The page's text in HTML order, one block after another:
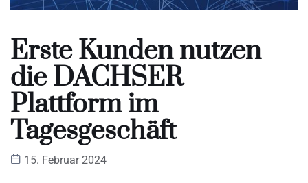
Erste Kunden nutzen
die DACHSER
Plattform im
Tagesgeschäft
15. Februar 2024